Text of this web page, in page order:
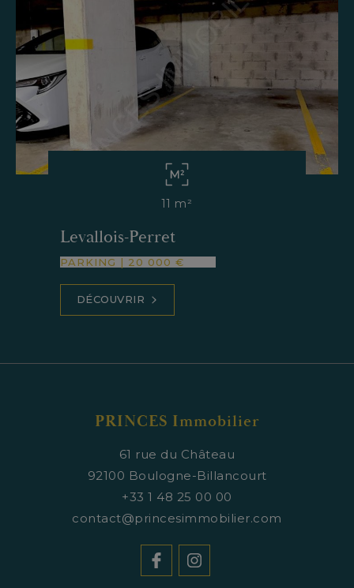
11 m²
Levallois-Perret
PARKING | 20 000 €
DÉCOUVRIR
PRINCES Immobilier
61 rue du Château
92100 Boulogne-Billancourt
+33 1 48 25 00 00
contact@princesimmobilier.com